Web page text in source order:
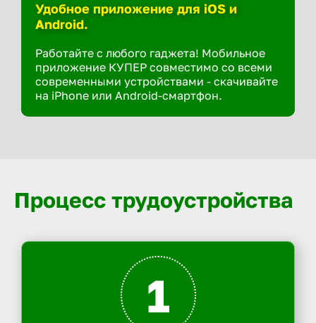
Удобное приложение для iOS и
Android.
Работайте с любого гаджета! Мобильное
приложение КУПЕР совместимо со всеми
современными устройствами - скачивайте
на iPhone или Android-смартфон.
Процесс трудоустройства
1